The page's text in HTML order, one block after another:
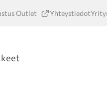
Outlet Yhteystiedot